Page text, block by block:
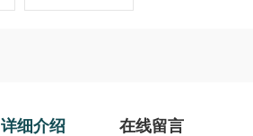
详细介绍 在线留言